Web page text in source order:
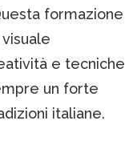
formazione
e tecniche
un forte
italiane.